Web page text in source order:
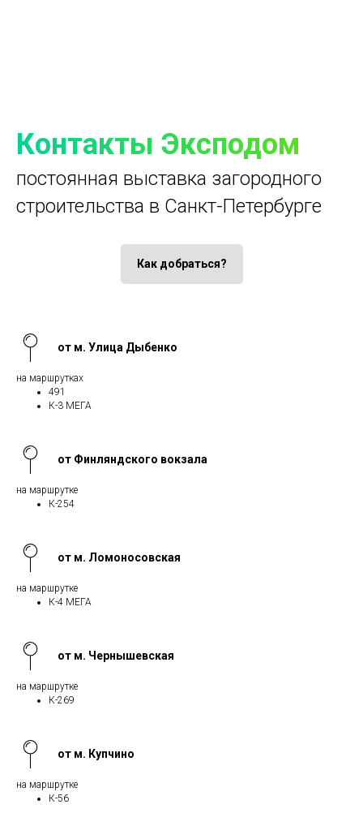
Контакты Эксподом
постоянная выставка загородного
строительства в Санкт-Петербурге
Как добраться?
от м. Улица Дыбенко
на маршрутках
491
К-3 МЕГА
от Финляндского вокзала
на маршрутке
К-254
от м. Ломоносовская
на маршрутке
К-4 МЕГА
от м. Чернышевская
на маршрутке
К-269
от м. Купчино
на маршрутке
К-56